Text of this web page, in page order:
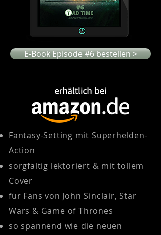
E-Book Episode #6 bestellen >
Fantasy-Setting mit Superhelden-
Action
sorgfältig lektoriert & mit tollem
Cover
für Fans von John Sinclair, Star
Wars & Game of Thrones
so spannend wie die neuen